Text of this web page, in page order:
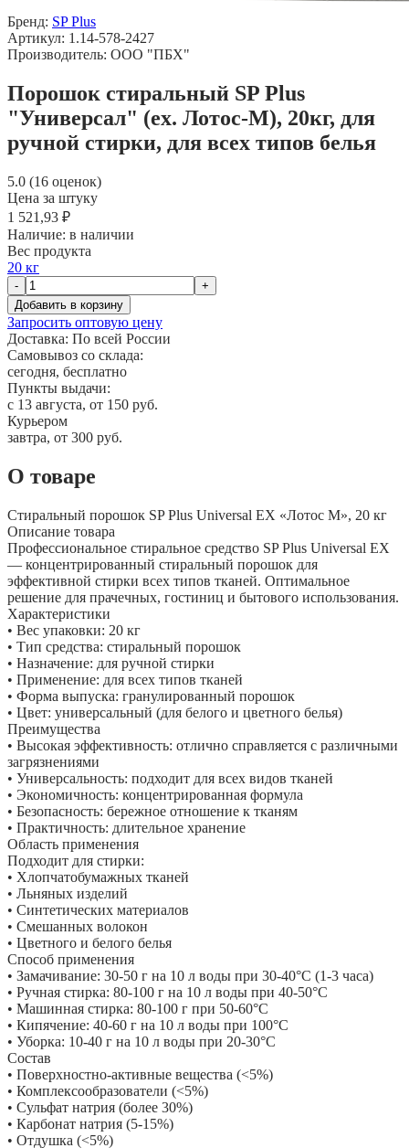
Бренд: SP Plus
Артикул: 1.14-578-2427
Производитель: ООО "ПБХ"
Порошок стиральный SP Plus
"Универсал" (ex. Лотос-М), 20кг, для
ручной стирки, для всех типов белья
5.0 (16 оценок)
Цена за штуку
1 521,93 ₽
Наличие: в наличии
Вес продукта
20 кг
-
+
Добавить в корзину
Запросить оптовую цену
Доставка: По всей России
Самовывоз со склада:
сегодня, бесплатно
Пункты выдачи:
c 13 августа, от 150 руб.
Курьером
завтра, от 300 руб.
О товаре
Стиральный порошок SP Plus Universal EX «Лотос М», 20 кг
Описание товара
Профессиональное стиральное средство SP Plus Universal EX
— концентрированный стиральный порошок для
эффективной стирки всех типов тканей. Оптимальное
решение для прачечных, гостиниц и бытового использования.
Характеристики
• Вес упаковки: 20 кг
• Тип средства: стиральный порошок
• Назначение: для ручной стирки
• Применение: для всех типов тканей
• Форма выпуска: гранулированный порошок
• Цвет: универсальный (для белого и цветного белья)
Преимущества
• Высокая эффективность: отлично справляется с различными
загрязнениями
• Универсальность: подходит для всех видов тканей
• Экономичность: концентрированная формула
• Безопасность: бережное отношение к тканям
• Практичность: длительное хранение
Область применения
Подходит для стирки:
• Хлопчатобумажных тканей
• Льняных изделий
• Синтетических материалов
• Смешанных волокон
• Цветного и белого белья
Способ применения
• Замачивание: 30-50 г на 10 л воды при 30-40°C (1-3 часа)
• Ручная стирка: 80-100 г на 10 л воды при 40-50°C
• Машинная стирка: 80-100 г при 50-60°C
• Кипячение: 40-60 г на 10 л воды при 100°C
• Уборка: 10-40 г на 10 л воды при 20-30°C
Состав
• Поверхностно-активные вещества (<5%)
• Комплексообразователи (<5%)
• Сульфат натрия (более 30%)
• Карбонат натрия (5-15%)
• Отдушка (<5%)